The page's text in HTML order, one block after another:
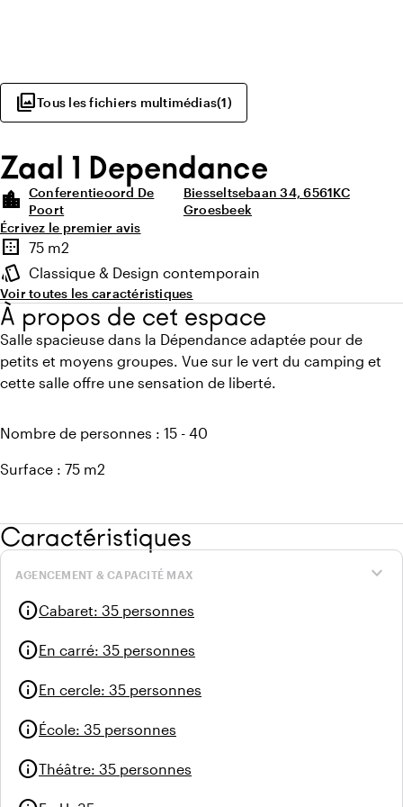
photo_libraryTous les fichiers multimédias(1)
Zaal 1 Dependance
location_city Conferentieoord De
Poort
Biesseltsebaan 34, 6561KC
Groesbeek
Écrivez le premier avis
Points forts
border_outer
Superficie
75 m2
style
Ambiance
Classique & Design contemporain
Voir toutes les caractéristiques
À propos de cet espace
Salle spacieuse dans la Dépendance adaptée pour de
petits et moyens groupes. Vue sur le vert du camping et
cette salle offre une sensation de liberté.
Nombre de personnes : 15 - 40
Surface : 75 m2
Caractéristiques
expand_more
AGENCEMENT & CAPACITÉ MAX
infoCabaret: 35 personnes
infoEn carré: 35 personnes
infoEn cercle: 35 personnes
infoÉcole: 35 personnes
infoThéâtre: 35 personnes